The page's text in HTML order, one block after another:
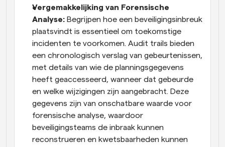
Vergemakkelijking van Forensische
Analyse: Begrijpen hoe een beveiligingsinbreuk
plaatsvindt is essentieel om toekomstige
incidenten te voorkomen. Audit trails bieden
een chronologisch verslag van gebeurtenissen,
met details van wie de planningsgegevens
heeft geaccesseerd, wanneer dat gebeurde
en welke wijzigingen zijn aangebracht. Deze
gegevens zijn van onschatbare waarde voor
forensische analyse, waardoor
beveiligingsteams de inbraak kunnen
reconstrueren en kwetsbaarheden kunnen